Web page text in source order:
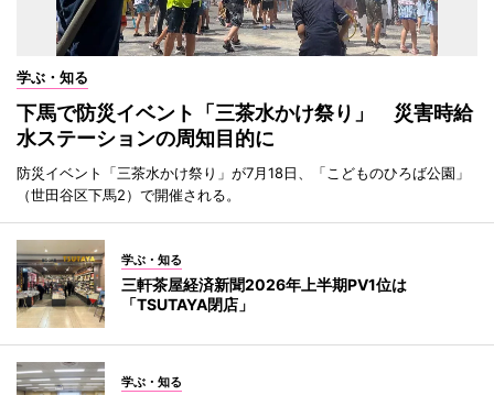
学ぶ・知る
下馬で防災イベント「三茶水かけ祭り」 災害時給
水ステーションの周知目的に
防災イベント「三茶水かけ祭り」が7月18日、「こどものひろば公園」
（世田谷区下馬2）で開催される。
学ぶ・知る
三軒茶屋経済新聞2026年上半期PV1位は
「TSUTAYA閉店」
学ぶ・知る